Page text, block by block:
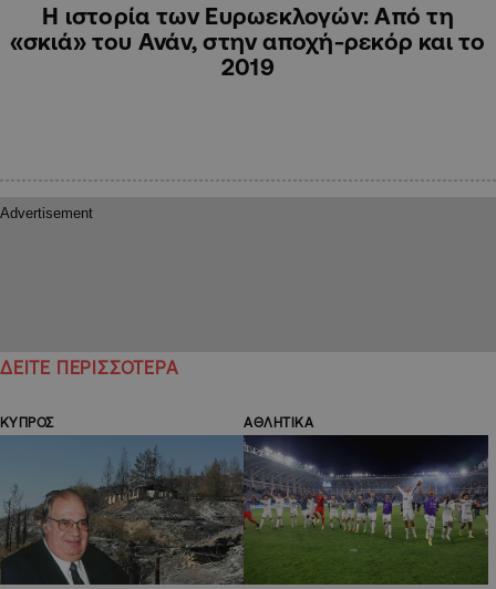
Η ιστορία των Ευρωεκλογών: Από τη
«σκιά» του Ανάν, στην αποχή-ρεκόρ και το
2019
ΔΕΙΤΕ ΠΕΡΙΣΣΟΤΕΡΑ
ΚΥΠΡΟΣ ΑΘΛΗΤΙΚΑ